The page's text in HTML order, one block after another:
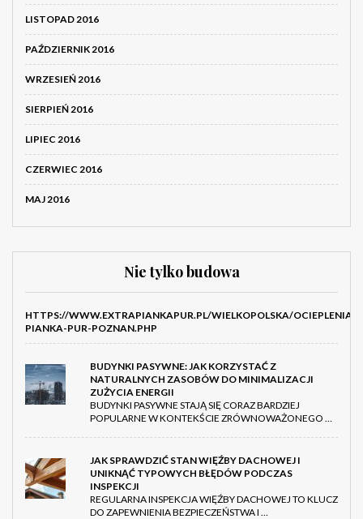
LISTOPAD 2016
PAŹDZIERNIK 2016
WRZESIEŃ 2016
SIERPIEŃ 2016
LIPIEC 2016
CZERWIEC 2016
MAJ 2016
Nie tylko budowa
HTTPS://WWW.EXTRAPIANKAPUR.PL/WIELKOPOLSKA/OCIEPLENIA-
PIANKA-PUR-POZNAN.PHP
BUDYNKI PASYWNE: JAK KORZYSTAĆ Z
NATURALNYCH ZASOBÓW DO MINIMALIZACJI
ZUŻYCIA ENERGII
BUDYNKI PASYWNE STAJĄ SIĘ CORAZ BARDZIEJ
POPULARNE W KONTEKŚCIE ZRÓWNOWAŻONEGO …
JAK SPRAWDZIĆ STAN WIĘŹBY DACHOWEJ I
UNIKNĄĆ TYPOWYCH BŁĘDÓW PODCZAS
INSPEKCJI
REGULARNA INSPEKCJA WIĘŹBY DACHOWEJ TO KLUCZ
DO ZAPEWNIENIA BEZPIECZEŃSTWA I …